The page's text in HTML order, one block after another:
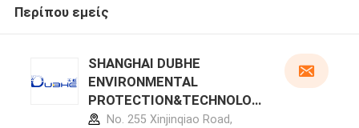
Περίπου εμείς
SHANGHAI DUBHE
ENVIRONMENTAL
PROTECTION&TECHNOLOG
Y CO.,LTD προφίλ
No. 255 Xinjinqiao Road,